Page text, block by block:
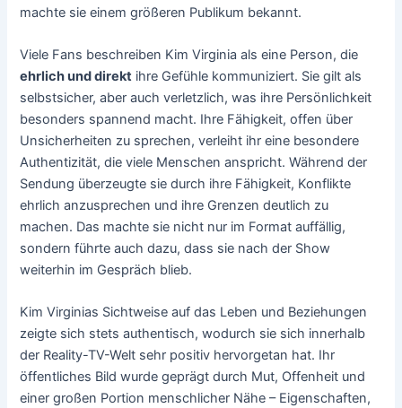
machte sie einem größeren Publikum bekannt.
Viele Fans beschreiben Kim Virginia als eine Person, die
ehrlich und direkt ihre Gefühle kommuniziert. Sie gilt als
selbstsicher, aber auch verletzlich, was ihre Persönlichkeit
besonders spannend macht. Ihre Fähigkeit, offen über
Unsicherheiten zu sprechen, verleiht ihr eine besondere
Authentizität, die viele Menschen anspricht. Während der
Sendung überzeugte sie durch ihre Fähigkeit, Konflikte
ehrlich anzusprechen und ihre Grenzen deutlich zu
machen. Das machte sie nicht nur im Format auffällig,
sondern führte auch dazu, dass sie nach der Show
weiterhin im Gespräch blieb.
Kim Virginias Sichtweise auf das Leben und Beziehungen
zeigte sich stets authentisch, wodurch sie sich innerhalb
der Reality-TV-Welt sehr positiv hervorgetan hat. Ihr
öffentliches Bild wurde geprägt durch Mut, Offenheit und
einer großen Portion menschlicher Nähe – Eigenschaften,